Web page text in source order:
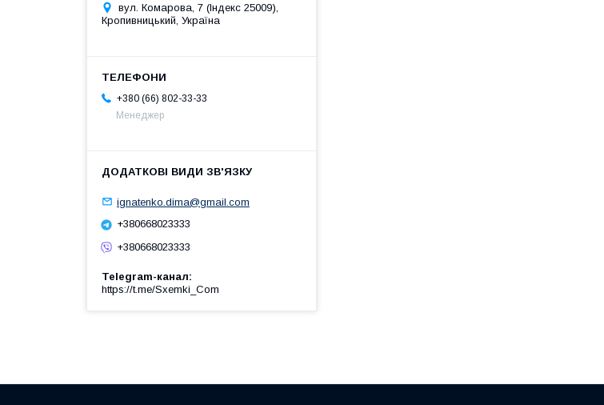
вул. Комарова, 7 (Індекс 25009),
Кропивницький, Україна
+380 (66) 802-33-33
Менеджер
ignatenko.dima@gmail.com
+380668023333
+380668023333
Telegram-канал
https://t.me/Sxemki_Com